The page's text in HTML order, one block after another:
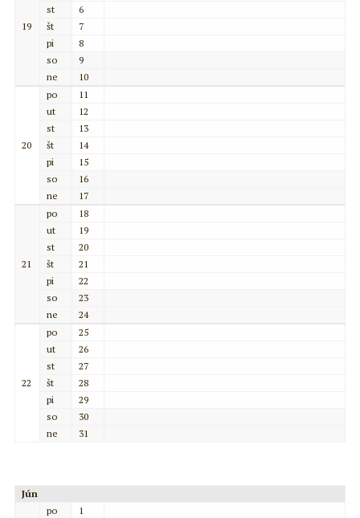
19
st
6
št
7
pi
8
so
9
ne
10
20
po
11
ut
12
st
13
št
14
pi
15
so
16
ne
17
21
po
18
ut
19
st
20
št
21
pi
22
so
23
ne
24
22
po
25
ut
26
st
27
št
28
pi
29
so
30
ne
31
Jún
po
1